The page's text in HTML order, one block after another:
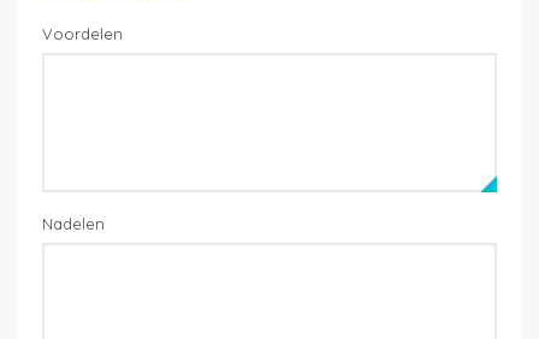
Voordelen
Nadelen